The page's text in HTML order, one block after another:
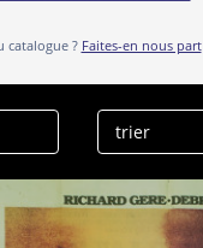
catalogue ? Faites-en nous part
Robert Loggia
effacer l’historique